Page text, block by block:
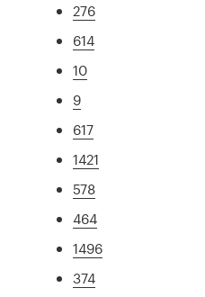
276
614
10
9
617
1421
578
464
1496
374